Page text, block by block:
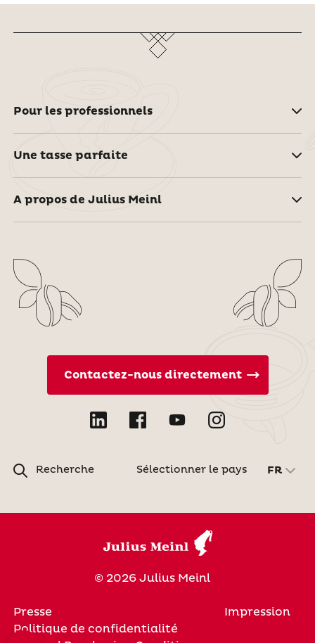
Pour les professionnels
Une tasse parfaite
A propos de Julius Meinl
Recherche
Contactez-nous directement
Sélectionner le pays FR
© 2026 Julius Meinl
Presse
Impression
Politique de confidentialité